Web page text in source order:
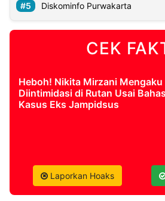
Diskominfo Purwakarta
CEK
Heboh! Nikita Mirzani Mengaku
Diintimidasi di Rutan Usai Bahas
Kasus Eks Jampidsus
Laporkan Hoaks